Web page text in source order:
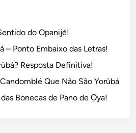
do Opanijé!
– Ponto Embaixo das Letras!
Resposta Definitiva!
Que Não São Yorùbá
Bonecas de Pano de Ọya!